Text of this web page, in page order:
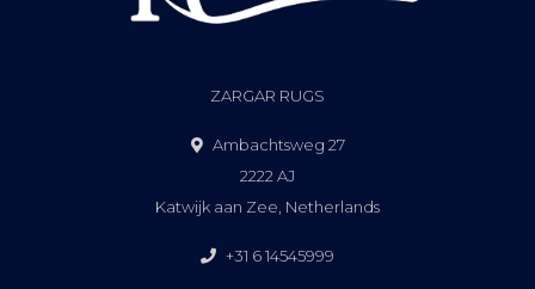
ZARGAR RUGS
Ambachtsweg 27
2222 AJ
Katwijk aan Zee, Netherlands
+31 6 14545999